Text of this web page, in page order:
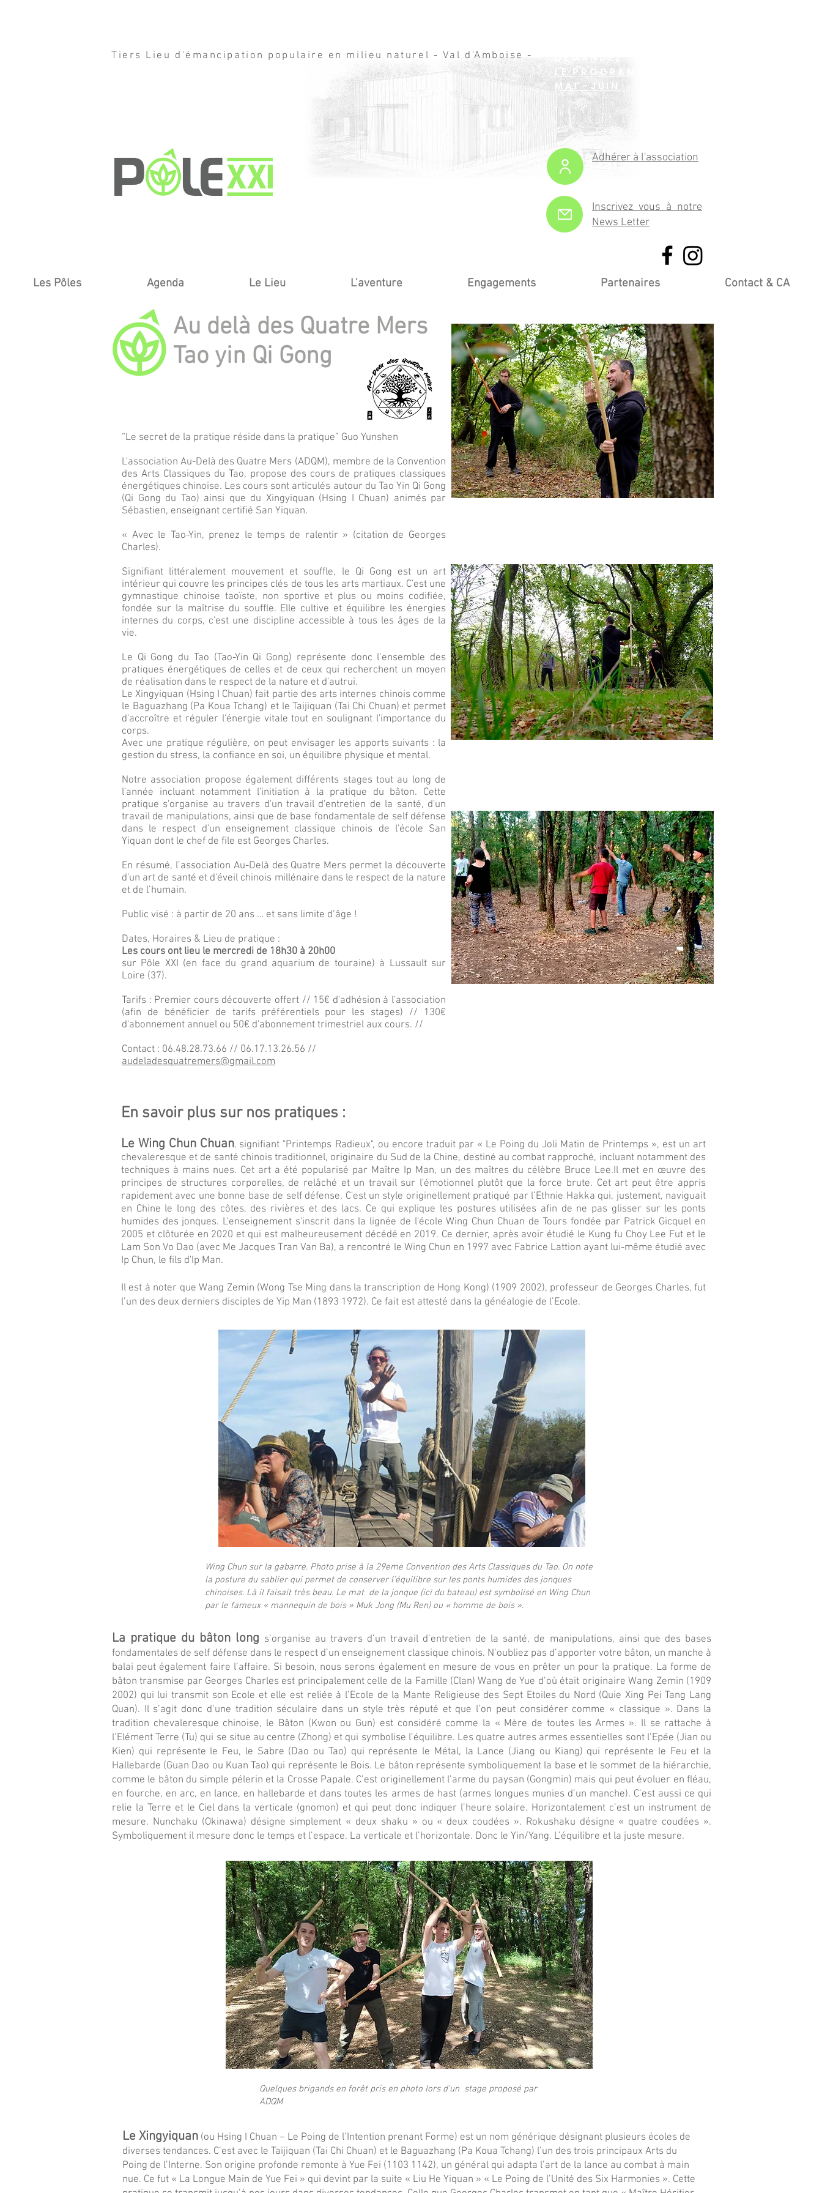
Tiers Lieu d'émancipation populaire en milieu naturel - Val d'Amboise -
DEMANDEZ
LE PROGRAMME !
MAI -JUIN
Adhérer à l'association
Inscrivez vous à notre
News Letter
Les Pôles Agenda Le Lieu L'aventure Engagements Partenaires Contact & CA
Au delà des Quatre Mers
Tao yin Qi Gong
“Le secret de la pratique réside dans la pratique” Guo Yunshen
L'association Au-Delà des Quatre Mers (ADQM), membre de la Convention
des Arts Classiques du Tao, propose des cours de pratiques classiques
énergétiques chinoise. Les cours sont articulés autour du Tao Yin Qi Gong
(Qi Gong du Tao) ainsi que du Xingyiquan (Hsing I Chuan) animés par
Sébastien, enseignant certifié San Yiquan.
« Avec le Tao-Yin, prenez le temps de ralentir » (citation de Georges
Charles).
Signifiant littéralement mouvement et souffle, le Qi Gong est un art
intérieur qui couvre les principes clés de tous les arts martiaux. C'est une
gymnastique chinoise taoïste, non sportive et plus ou moins codifiée,
fondée sur la maîtrise du souffle. Elle cultive et équilibre les énergies
internes du corps, c'est une discipline accessible à tous les âges de la
vie.
Le Qi Gong du Tao (Tao-Yin Qi Gong) représente donc l’ensemble des
pratiques énergétiques de celles et de ceux qui recherchent un moyen
de réalisation dans le respect de la nature et d'autrui.
Le Xingyiquan (Hsing I Chuan) fait partie des arts internes chinois comme
le Baguazhang (Pa Koua Tchang) et le Taijiquan (Tai Chi Chuan) et permet
d'accroître et réguler l'énergie vitale tout en soulignant l'importance du
corps.
Avec une pratique régulière, on peut envisager les apports suivants : la
gestion du stress, la confiance en soi, un équilibre physique et mental.
Notre association propose également différents stages tout au long de
l'année incluant notamment l'initiation à la pratique du bâton. Cette
pratique s'organise au travers d'un travail d'entretien de la santé, d'un
travail de manipulations, ainsi que de base fondamentale de self défense
dans le respect d'un enseignement classique chinois de l'école San
Yiquan dont le chef de file est Georges Charles.
En résumé, l’association Au-Delà des Quatre Mers permet la découverte
d'un art de santé et d'éveil chinois millénaire dans le respect de la nature
et de l’humain.
Public visé : à partir de 20 ans … et sans limite d’âge !
Dates, Horaires & Lieu de pratique :
Les cours ont lieu le mercredi de 18h30 à 20h00
sur Pôle XXI (en face du grand aquarium de touraine) à Lussault sur
Loire (37).
Tarifs : Premier cours découverte offert // 15€ d'adhésion à l'association
(afin de bénéficier de tarifs préférentiels pour les stages) // 130€
d'abonnement annuel ou 50€ d'abonnement trimestriel aux cours. //
Contact : 06.48.28.73.66 // 06.17.13.26.56 //
audeladesquatremers@gmail.com
En savoir plus sur nos pratiques :
Le Wing Chun Chuan, signifiant "Printemps Radieux", ou encore traduit par « Le Poing du Joli Matin de Printemps », est un art
chevaleresque et de santé chinois traditionnel, originaire du Sud de la Chine, destiné au combat rapproché, incluant notamment des
techniques à mains nues. Cet art a été popularisé par Maître Ip Man, un des maîtres du célèbre Bruce Lee.Il met en œuvre des
principes de structures corporelles, de relâché et un travail sur l'émotionnel plutôt que la force brute. Cet art peut être appris
rapidement avec une bonne base de self défense. C'est un style originellement pratiqué par l’Ethnie Hakka qui, justement, naviguait
en Chine le long des côtes, des rivières et des lacs. Ce qui explique les postures utilisées afin de ne pas glisser sur les ponts
humides des jonques. L'enseignement s'inscrit dans la lignée de l'école Wing Chun Chuan de Tours fondée par Patrick Gicquel en
2005 et clôturée en 2020 et qui est malheureusement décédé en 2019. Ce dernier, après avoir étudié le Kung fu Choy Lee Fut et le
Lam Son Vo Dao (avec Me Jacques Tran Van Ba), a rencontré le Wing Chun en 1997 avec Fabrice Lattion ayant lui-même étudié avec
Ip Chun, le fils d'Ip Man.
Il est à noter que Wang Zemin (Wong Tse Ming dans la transcription de Hong Kong) (1909 2002), professeur de Georges Charles, fut
l’un des deux derniers disciples de Yip Man (1893 1972). Ce fait est attesté dans la généalogie de l’Ecole.
Wing Chun sur la gabarre. Photo prise à la 29eme Convention des Arts Classiques du Tao. On note
la posture du sablier qui permet de conserver l’équilibre sur les ponts humides des jonques
chinoises. Là il faisait très beau. Le mat de la jonque (ici du bateau) est symbolisé en Wing Chun
par le fameux « mannequin de bois » Muk Jong (Mu Ren) ou « homme de bois ».
La pratique du bâton long s’organise au travers d’un travail d’entretien de la santé, de manipulations, ainsi que des bases
fondamentales de self défense dans le respect d’un enseignement classique chinois. N’oubliez pas d’apporter votre bâton, un manche à
balai peut également faire l’affaire. Si besoin, nous serons également en mesure de vous en prêter un pour la pratique. La forme de
bâton transmise par Georges Charles est principalement celle de la Famille (Clan) Wang de Yue d’où était originaire Wang Zemin (1909
2002) qui lui transmit son Ecole et elle est reliée à l’Ecole de la Mante Religieuse des Sept Etoiles du Nord (Quie Xing Pei Tang Lang
Quan). Il s’agit donc d’une tradition séculaire dans un style très réputé et que l’on peut considérer comme « classique ». Dans la
tradition chevaleresque chinoise, le Bâton (Kwon ou Gun) est considéré comme la « Mère de toutes les Armes ». Il se rattache à
l’Elément Terre (Tu) qui se situe au centre (Zhong) et qui symbolise l’équilibre. Les quatre autres armes essentielles sont l’Epée (Jian ou
Kien) qui représente le Feu, le Sabre (Dao ou Tao) qui représente le Métal, la Lance (Jiang ou Kiang) qui représente le Feu et la
Hallebarde (Guan Dao ou Kuan Tao) qui représente le Bois. Le bâton représente symboliquement la base et le sommet de la hiérarchie,
comme le bâton du simple pélerin et la Crosse Papale. C’est originellement l’arme du paysan (Gongmin) mais qui peut évoluer en fléau,
en fourche, en arc, en lance, en hallebarde et dans toutes les armes de hast (armes longues munies d’un manche). C’est aussi ce qui
relie la Terre et le Ciel dans la verticale (gnomon) et qui peut donc indiquer l’heure solaire. Horizontalement c’est un instrument de
mesure. Nunchaku (Okinawa) désigne simplement « deux shaku » ou « deux coudées ». Rokushaku désigne « quatre coudées ».
Symboliquement il mesure donc le temps et l’espace. La verticale et l’horizontale. Donc le Yin/Yang. L’équilibre et la juste mesure.
Quelques brigands en forêt pris en photo lors d'un stage proposé par
ADQM
Le Xingyiquan (ou Hsing I Chuan – Le Poing de l’Intention prenant Forme) est un nom générique désignant plusieurs écoles de
diverses tendances. C’est avec le Taijiquan (Tai Chi Chuan) et le Baguazhang (Pa Koua Tchang) l’un des trois principaux Arts du
Poing de l’Interne. Son origine profonde remonte à Yue Fei (1103 1142), un général qui adapta l’art de la lance au combat à main
nue. Ce fut « La Longue Main de Yue Fei » qui devint par la suite « Liu He Yiquan » « Le Poing de l’Unité des Six Harmonies ». Cette